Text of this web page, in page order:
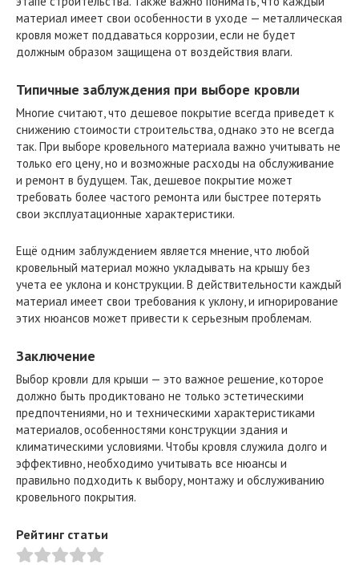
материал имеет свои особенности в уходе — металлическая
кровля может поддаваться коррозии, если не будет
должным образом защищена от воздействия влаги.
Типичные заблуждения при выборе кровли
Многие считают, что дешевое покрытие всегда приведет к
снижению стоимости строительства, однако это не всегда
так. При выборе кровельного материала важно учитывать не
только его цену, но и возможные расходы на обслуживание
и ремонт в будущем. Так, дешевое покрытие может
требовать более частого ремонта или быстрее потерять
свои эксплуатационные характеристики.
Ещё одним заблуждением является мнение, что любой
кровельный материал можно укладывать на крышу без
учета ее уклона и конструкции. В действительности каждый
материал имеет свои требования к уклону, и игнорирование
этих нюансов может привести к серьезным проблемам.
Заключение
Выбор кровли для крыши — это важное решение, которое
должно быть продиктовано не только эстетическими
предпочтениями, но и техническими характеристиками
материалов, особенностями конструкции здания и
климатическими условиями. Чтобы кровля служила долго и
эффективно, необходимо учитывать все нюансы и
правильно подходить к выбору, монтажу и обслуживанию
кровельного покрытия.
Рейтинг статьи